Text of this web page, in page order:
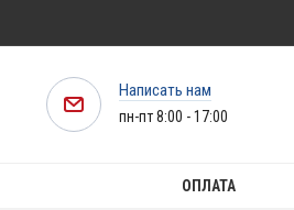
Написать нам
пн-пт 8:00 - 17:00
ОПЛАТА